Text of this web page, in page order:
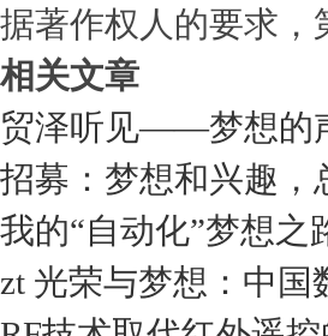
据著作权人的要求，
相关文章
贸泽听见——梦想的
招募：梦想和兴趣，
我的“自动化”梦想之
zt 光荣与梦想：中国